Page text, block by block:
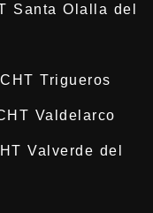
Santa Olalla del
Trigueros
Valdelarco
Valverde del